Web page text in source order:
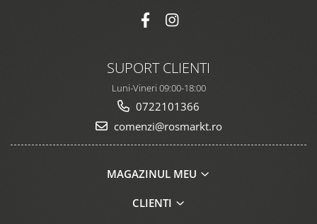
SUPORT CLIENTI
Luni-Vineri 09:00-18:00
0722101366
comenzi@rosmarkt.ro
MAGAZINUL MEU
CLIENTI